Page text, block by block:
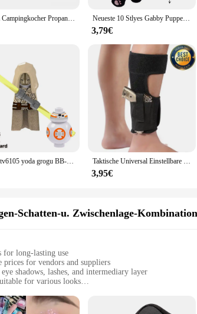
Widesea Campingkocher Propan Nachfülladapter Gasbrenner Gasfüllung Butan Zylinder Tank LPG Saver Campingausrüstung Neueste 10 Stlyes Gabby Puppenhaus Plüschtier Mercat Cartoon Kuscheltiere Meerjungfrau Katze Plüschpuppe Kindergeburtstag Weihnachtsgeschenke
3,79€
Tv6106 tv6105 yoda grogu BB-8 luke skywalker bausteine palpatine ziegel ahsoka tano figur C-3PO tempel wächter figuren spielzeug Taktische Universal Einstellbare Verdeckte Schwarz Tragen Knöchel Bein Pistole Schießen Pistole Holster Jagd Zubehör
3,95€
Schatten-u. Zwischenlage-Kombination
for long-lasting use
for vendors and suppliers
shadows, lashes, and intermediary layer
for various looks
blend, ensuring a smooth finish